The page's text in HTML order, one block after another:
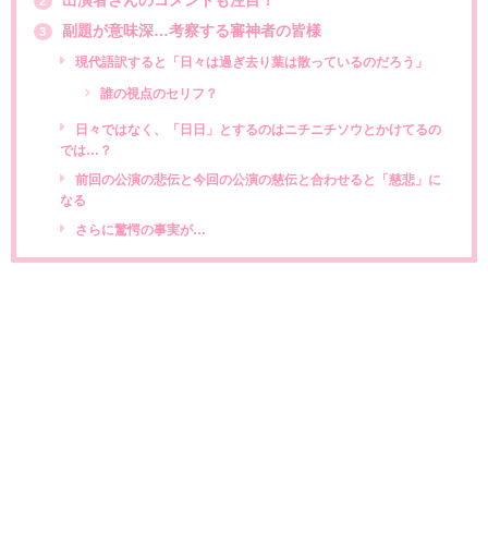
3 副題が意味深…考察する審神者の皆様
現代語訳すると「日々は過ぎ去り葉は散っているのだろう」
誰の視点のセリフ？
日々ではなく、「日日」とするのはニチニチソウとかけてるの
では…？
前回の公演の悲伝と今回の公演の慈伝と合わせると「慈悲」に
なる
さらに驚愕の事実が…